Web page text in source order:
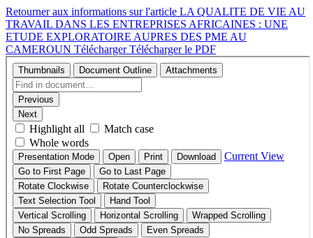
Retourner aux informations sur l'article LA QUALITE DE VIE AU
TRAVAIL DANS LES ENTREPRISES AFRICAINES : UNE
ETUDE EXPLORATOIRE AUPRES DES PME AU
CAMEROUN TéléchargerTélécharger le PDF